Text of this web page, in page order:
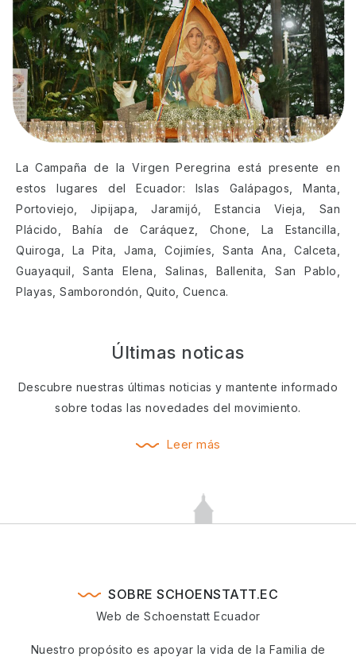
La Campaña de la Virgen Peregrina está presente en
estos lugares del Ecuador: Islas Galápagos, Manta,
Portoviejo, Jipijapa, Jaramijó, Estancia Vieja, San
Plácido, Bahía de Caráquez, Chone, La Estancilla,
Quiroga, La Pita, Jama, Cojimíes, Santa Ana, Calceta,
Guayaquil, Santa Elena, Salinas, Ballenita, San Pablo,
Playas, Samborondón, Quito, Cuenca.
Últimas noticas
Descubre nuestras últimas noticias y mantente informado
sobre todas las novedades del movimiento.
Leer más
SOBRE SCHOENSTATT.EC
Web de Schoenstatt Ecuador
Nuestro propósito es apoyar la vida de la Familia de